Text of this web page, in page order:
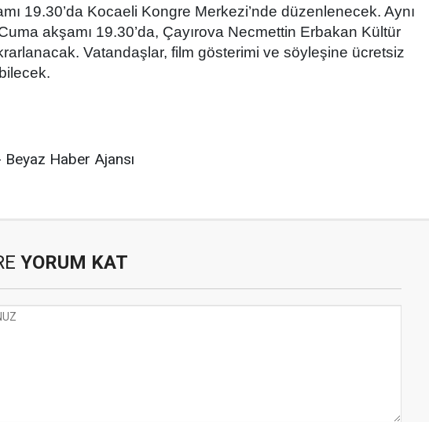
19.30’da Kocaeli Kongre Merkezi’nde düzenlenecek. Aynı
akşamı 19.30’da, Çayırova Necmettin Erbakan Kültür
Vatandaşlar, film gösterimi ve söyleşine ücretsiz
Haber Ajansı
YORUM KAT